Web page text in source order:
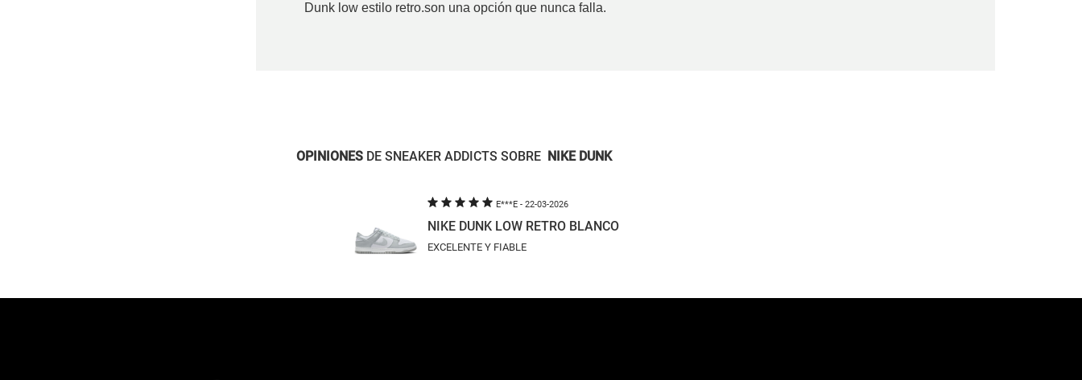
Dunk low estilo retro.son una opción que nunca falla.
OPINIONESDE SNEAKER ADDICTS SOBRE NIKE DUNK
E***E- 22-03-2026
NIKE DUNK LOW RETRO BLANCO
EXCELENTE Y FIABLE